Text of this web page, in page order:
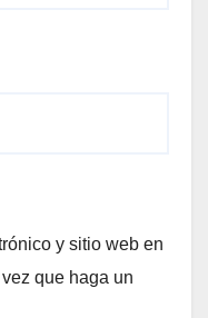
y sitio web en
que haga un